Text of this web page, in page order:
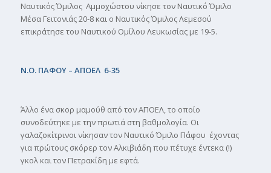
Ναυτικός Όμιλος Αμμοχώστου νίκησε τον Ναυτικό Όμιλο
Μέσα Γειτονιάς 20-8 και ο Ναυτικός Όμιλος Λεμεσού
επικράτησε του Ναυτικού Ομίλου Λευκωσίας με 19-5.
Ν.Ο. ΠΑΦΟΥ – ΑΠΟΕΛ 6-35
Άλλο ένα σκορ μαμούθ από τον ΑΠΟΕΛ, το οποίο
συνοδεύτηκε με την πρωτιά στη βαθμολογία. Οι
γαλαζοκίτρινοι νίκησαν τον Ναυτικό Όμιλο Πάφου έχοντας
για πρώτους σκόρερ τον Αλκιβιάδη που πέτυχε έντεκα (!)
γκολ και τον Πετρακίδη με εφτά.